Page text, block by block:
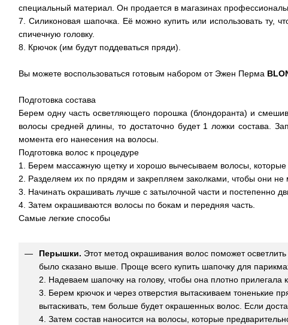
специальный материал. Он продается в магазинах
7. Силиконовая шапочка. Её можно купить или использовать ту,
спичечную головку.
8. Крючок (им будут поддеваться пряди).
Вы можете воспользоваться готовым набором от Эжен Перма
Подготовка состава
Берем одну часть осветляющего порошка (блондоранта) и
волосы средней длины, то достаточно будет 1 ложки состава.
момента его нанесения на волосы.
Подготовка волос к процедуре
1. Берем массажную щетку и хорошо вычесываем волосы,
2. Разделяем их по прядям и закрепляем заколками, чтобы они
3. Начинать окрашивать лучше с затылочной части и постепенно
4. Затем окрашиваются волосы по бокам и передняя часть.
Самые легкие способы
Перышки. Этот метод окрашивания волос поможет
было сказано выше. Проще всего купить шапочку для
2. Надеваем шапочку на голову, чтобы она плотно прилегала
3. Берем крючок и через отверстия вытаскиваем тоненькие
вытаскивать, тем больше будет окрашенных волос. Если
4. Затем состав наносится на волосы, которые